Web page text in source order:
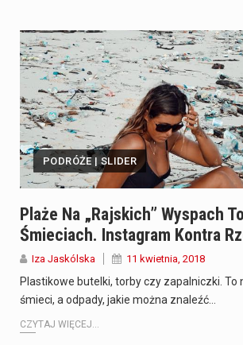
PODRÓŻE | SLIDER
Plaże Na „rajskich” Wyspach
Śmieciach. Instagram Kontra
Iza Jaskólska 11 kwietnia, 2018
Plastikowe butelki, torby czy zapalniczki. To
śmieci, a odpady, jakie można znaleźć…
CZYTAJ WIĘCEJ...